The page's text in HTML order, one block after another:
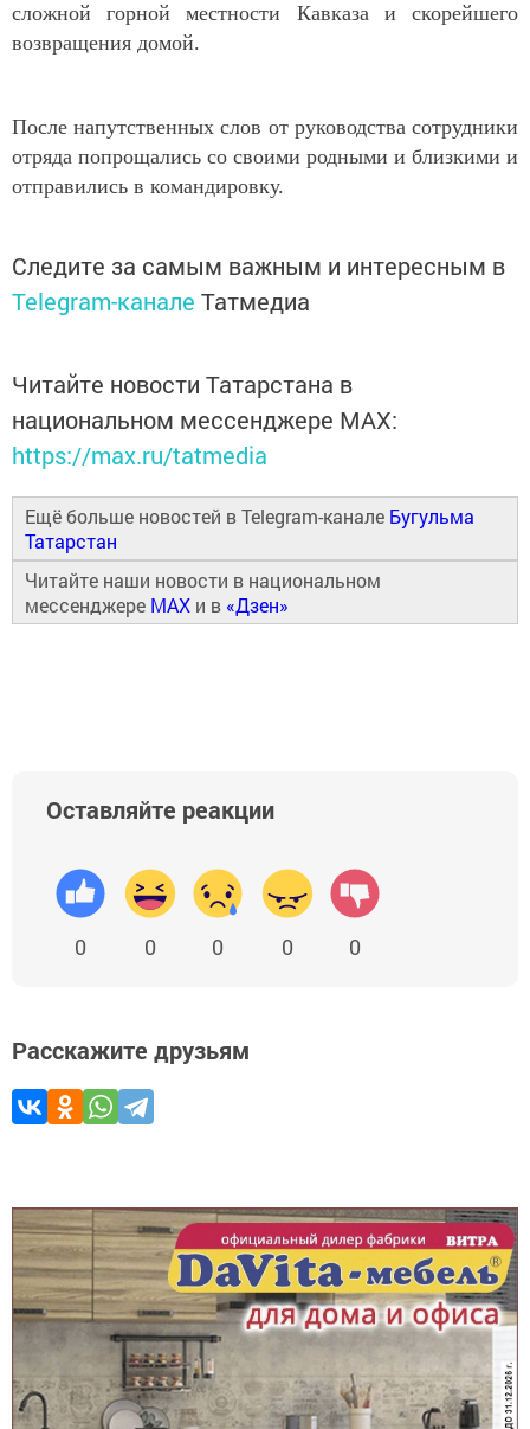
сложной горной местности Кавказа и скорейшего
возвращения домой.
После напутственных слов от руководства сотрудники
отряда попрощались со своими родными и близкими и
отправились в командировку.
Следите за самым важным и интересным в
Telegram-канале Татмедиа
Читайте новости Татарстана в
национальном мессенджере MАХ:
https://max.ru/tatmedia
Ещё больше новостей в Telegram-канале Бугульма
Татарстан
Читайте наши новости в национальном
мессенджере MAX и в «Дзен»
Оставляйте реакции
0 0 0 0 0
Расскажите друзьям